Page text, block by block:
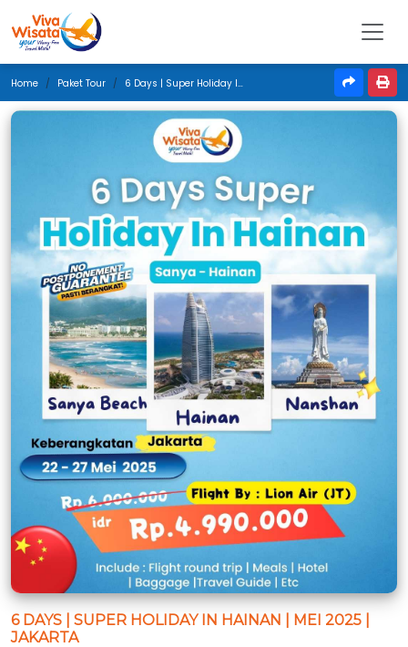
Home Paket Tour 6 Days | Super Holiday In Hainan | Mei 2025 | Jakarta
6 DAYS | SUPER HOLIDAY IN HAINAN | MEI 2025 |
JAKARTA